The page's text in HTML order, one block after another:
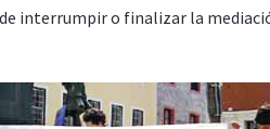
interrumpir o finalizar la